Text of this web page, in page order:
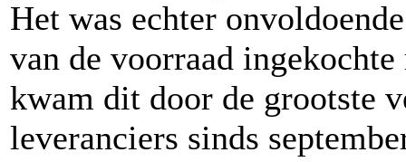
Het was echter
van de voorraad
kwam dit door de grootste
leveranciers sinds